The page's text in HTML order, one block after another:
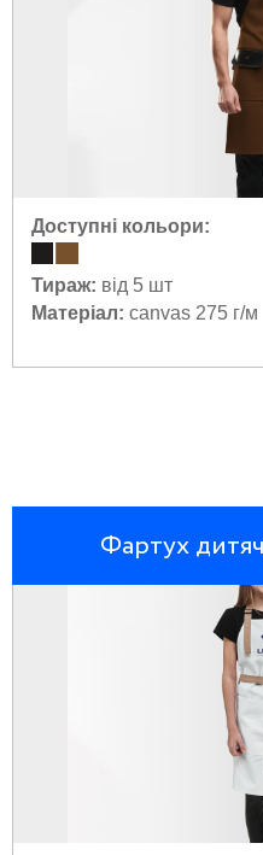
Доступні кольори:
Тираж: від 5 шт
Матеріал: canvas 275 г/м
Фартух